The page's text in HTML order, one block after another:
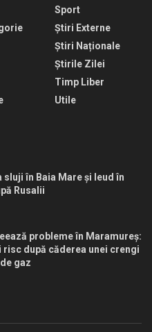
Sport
Știri Externe
Știri Naționale
Știrile Zilei
Timp Liber
Utile
sluji în Baia Mare și Ieud în
Rusalii
probleme în Maramureș:
după căderea unei crengi
gaz